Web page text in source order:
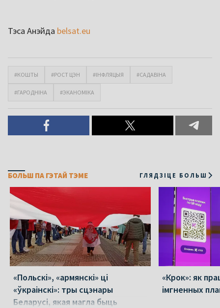
Тэса Анэйда belsat.eu
#КОШТЫ #РОСТ ЦЭН #ІНФЛЯЦЫЯ #САДАВІНА
#ГАРОДНІНА #ЭКАНОМІКА
БОЛЬШ ПА ГЭТАЙ ТЭМЕ ГЛЯДЗІЦЕ БОЛЬШ
«Польскі», «армянскі» ці
«ўкраінскі»: тры сцэнары
Беларусі, якая магла быць
«Крок»: як
імгненных